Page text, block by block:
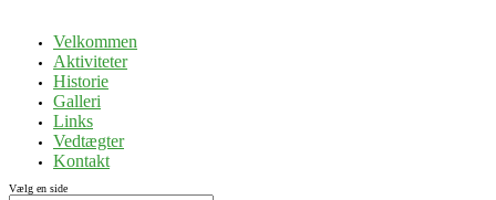
Velkommen
Aktiviteter
Historie
Galleri
Links
Vedtægter
Kontakt
Vælg en side